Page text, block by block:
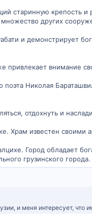
старинную крепость
множество других
и демонстрирует
внимание
Николая
отдохнуть и
Храм известен своими
Город обладает
грузинского
и меня интересует, что